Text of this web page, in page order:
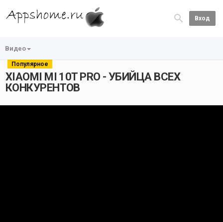
Вход
Видео
Популярное
XIAOMI MI 10T PRO - УБИЙЦА ВСЕХ
КОНКУРЕНТОВ